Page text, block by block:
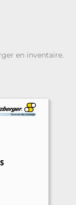
en inventaire.